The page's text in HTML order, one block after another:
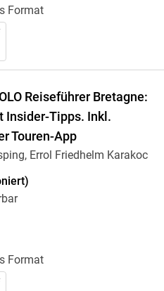
Format
Reiseführer Bretagne:
Insider-Tipps. Inkl.
Touren-App
Errol Friedhelm Karakoc
Format